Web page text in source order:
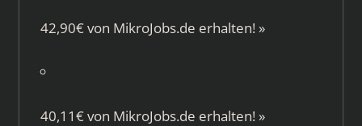
42,90€ von MikroJobs.de erhalten! »
40,11€ von MikroJobs.de erhalten! »